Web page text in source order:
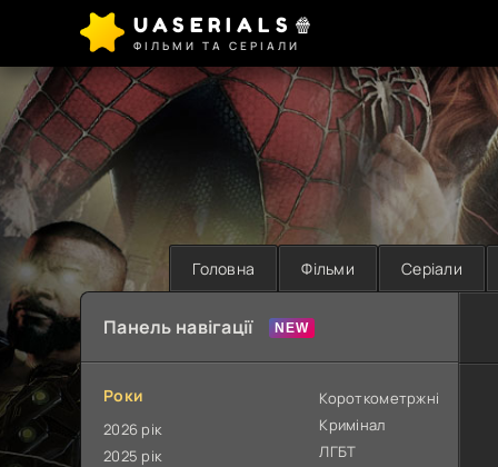
UASERIALS🍿
ФІЛЬМИ ТА СЕРІАЛИ
Головна Фільми Серіали
Панель навігації
Роки
2026 рік
2025 рік
Короткометржні
Кримінал
ЛГБТ